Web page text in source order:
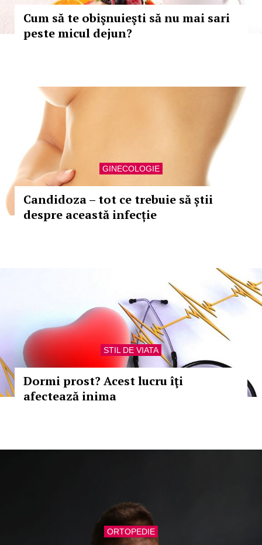
Cum să te obişnuieşti să nu mai sari
peste micul dejun?
GINECOLOGIE
Candidoza – tot ce trebuie să știi
despre această infecție
STIL DE VIATA
Dormi prost? Acest lucru îţi
afectează inima
ORTOPEDIE